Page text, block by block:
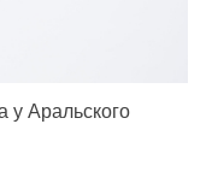
у Аральского